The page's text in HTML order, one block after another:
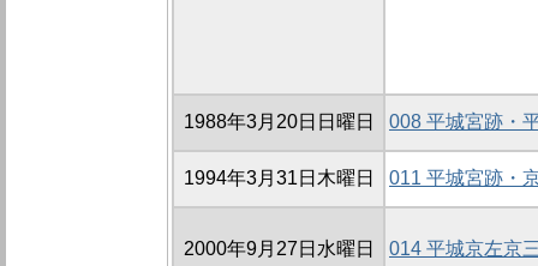
1988年3月20日日曜日 008 平城宮跡・
1994年3月31日木曜日 011 平城宮跡・
2000年9月27日水曜日 014 平城京左京